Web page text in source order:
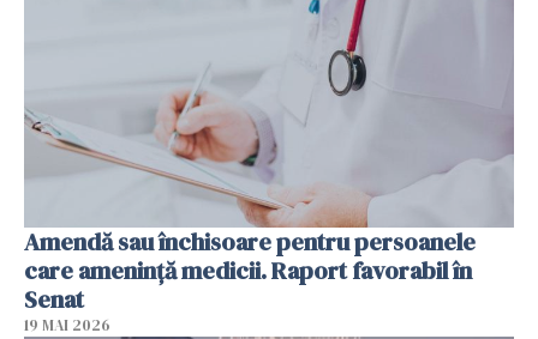
Amendă sau închisoare pentru persoanele
care ameninţă medicii. Raport favorabil în
Senat
19 MAI 2026